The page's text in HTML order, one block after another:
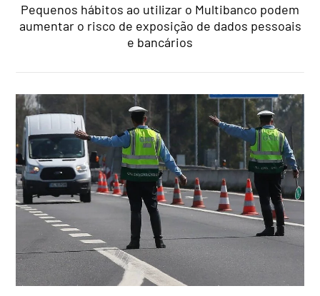
Pequenos hábitos ao utilizar o Multibanco podem
aumentar o risco de exposição de dados pessoais
e bancários